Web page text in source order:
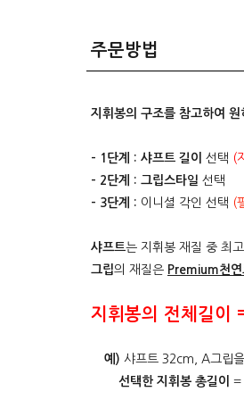
주문방법
지휘봉의 구조를 참고하여
- 1단계 : 샤프트 길이 선택 (
- 2단계 : 그립스타일 선택
- 3단계 : 이니셜 각인 선택 (
샤프트는 지휘봉 재질 중 최
그립의 재질은 Premium천연
지휘봉의 전체길이
예) 샤프트 32cm, A그립
선택한 지휘봉 총길이
=